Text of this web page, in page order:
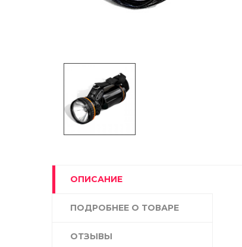
ОПИСАНИЕ
ПОДРОБНЕЕ О ТОВАРЕ
ОТЗЫВЫ